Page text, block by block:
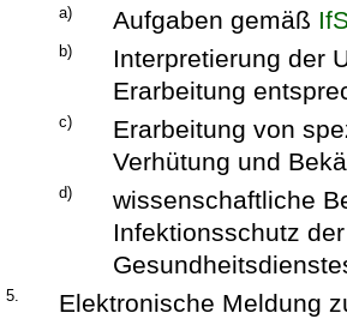
a) Aufgaben gemäß
b)
Interpretierung der
Erarbeitung
c)
Erarbeitung von
Verhütung und
d)
wissenschaftliche
Infektionsschutz
5.
Elektronische Meldung